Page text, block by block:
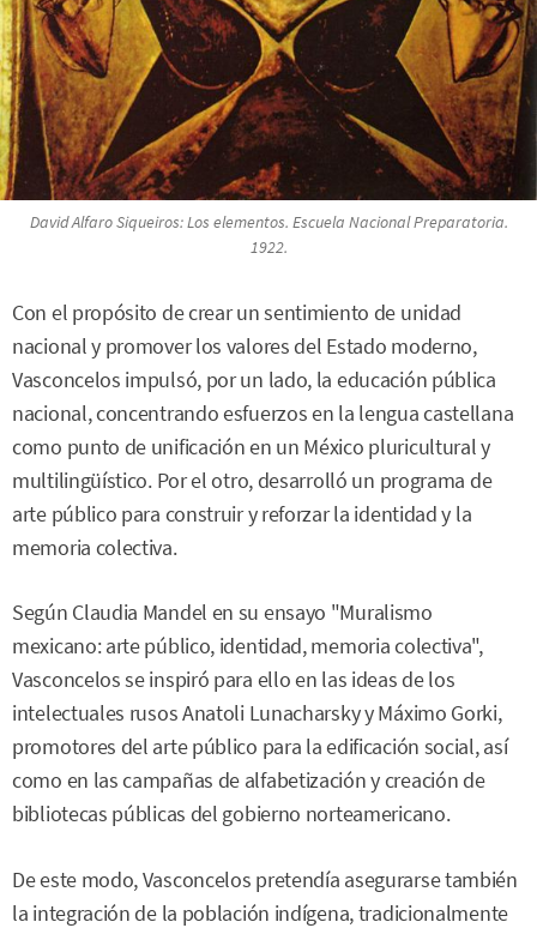
David Alfaro Siqueiros:Los elementos. Escuela Nacional Preparatoria.
1922.
Con el propósito de crear un sentimiento de unidad
nacional y promover los valores del Estado moderno,
Vasconcelos impulsó, por un lado, la educación pública
nacional, concentrando esfuerzos en la lengua castellana
como punto de unificación en un México pluricultural y
multilingüístico. Por el otro, desarrolló un programa de
arte público para construir y reforzar la identidad y la
memoria colectiva.
Según Claudia Mandel en su ensayo "Muralismo
mexicano: arte público, identidad, memoria colectiva",
Vasconcelos se inspiró para ello en las ideas de los
intelectuales rusos Anatoli Lunacharsky y Máximo Gorki,
promotores del arte público para la edificación social, así
como en las campañas de alfabetización y creación de
bibliotecas públicas del gobierno norteamericano.
De este modo, Vasconcelos pretendía asegurarse también
la integración de la población indígena, tradicionalmente